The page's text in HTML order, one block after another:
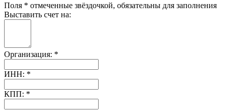
Поля * отмеченные звёздочкой, обязательны для заполнения
Выставить счет на:
Организация: *
ИНН: *
КПП: *